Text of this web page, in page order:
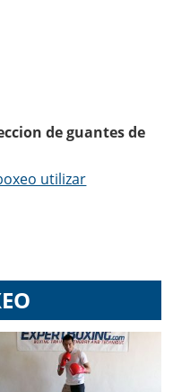
de guantes de
utilizar